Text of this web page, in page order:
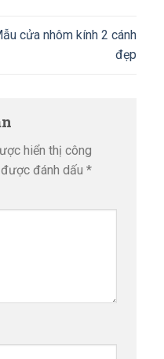
cửa nhôm kính 2 cánh
đẹp
hiển thị công
đánh dấu *